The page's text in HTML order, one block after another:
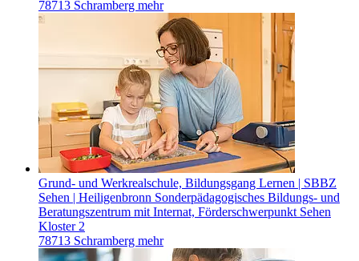
78713 Schramberg mehr
Grund- und Werkrealschule, Bildungsgang Lernen | SBBZ
Sehen | Heiligenbronn Sonderpädagogisches Bildungs- und
Beratungszentrum mit Internat, Förderschwerpunkt Sehen
Kloster 2
78713 Schramberg mehr